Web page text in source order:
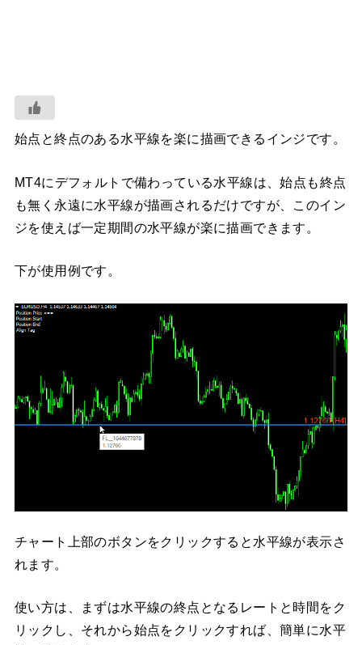
始点と終点のある水平線を楽に描画できるインジです。
MT4にデフォルトで備わっている水平線は、始点も終点
も無く永遠に水平線が描画されるだけですが、このイン
ジを使えば一定期間の水平線が楽に描画できます。
下が使用例です。
チャート上部のボタンをクリックすると水平線が表示さ
れます。
使い方は、まずは水平線の終点となるレートと時間をク
リックし、それから始点をクリックすれば、簡単に水平